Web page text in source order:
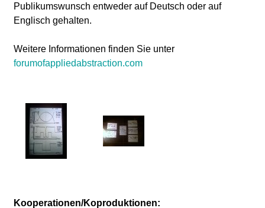
Publikumswunsch entweder auf Deutsch oder auf
Englisch gehalten.
Weitere Informationen finden Sie unter
forumofappliedabstraction.com
Kooperationen/Koproduktionen: